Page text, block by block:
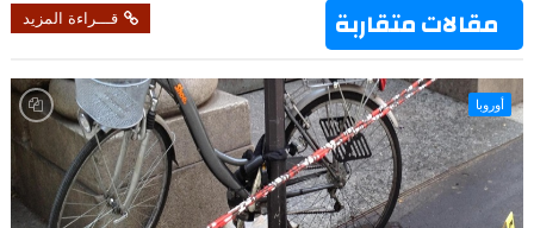
مقالات متقاربة قـــراءة المزيد
أوروبا